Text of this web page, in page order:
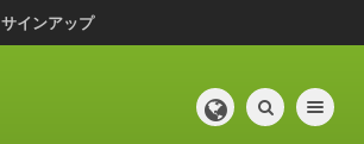
サインアップ
Toggle